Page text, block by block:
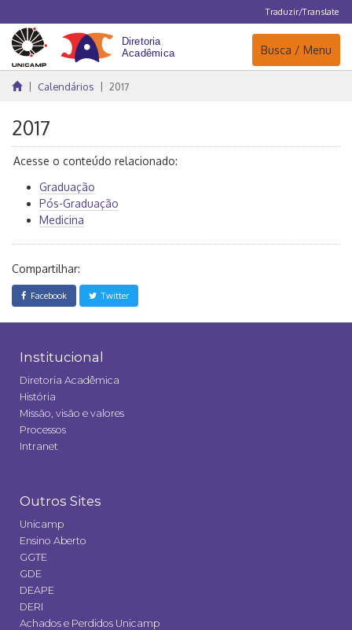
Traduzir/Translate
Navegação
Busca / Menu
Calendários 2017
2017
Acesse o conteúdo relacionado:
Graduação
Pós-Graduação
Medicina
Compartilhar:
Facebook Twitter
Institucional
Diretoria Acadêmica
História
Missão, visão e valores
Processos
Intranet
Outros Sites
Unicamp
Ensino Aberto
GGTE
GDE
DEAPE
DERI
Achados e Perdidos Unicamp